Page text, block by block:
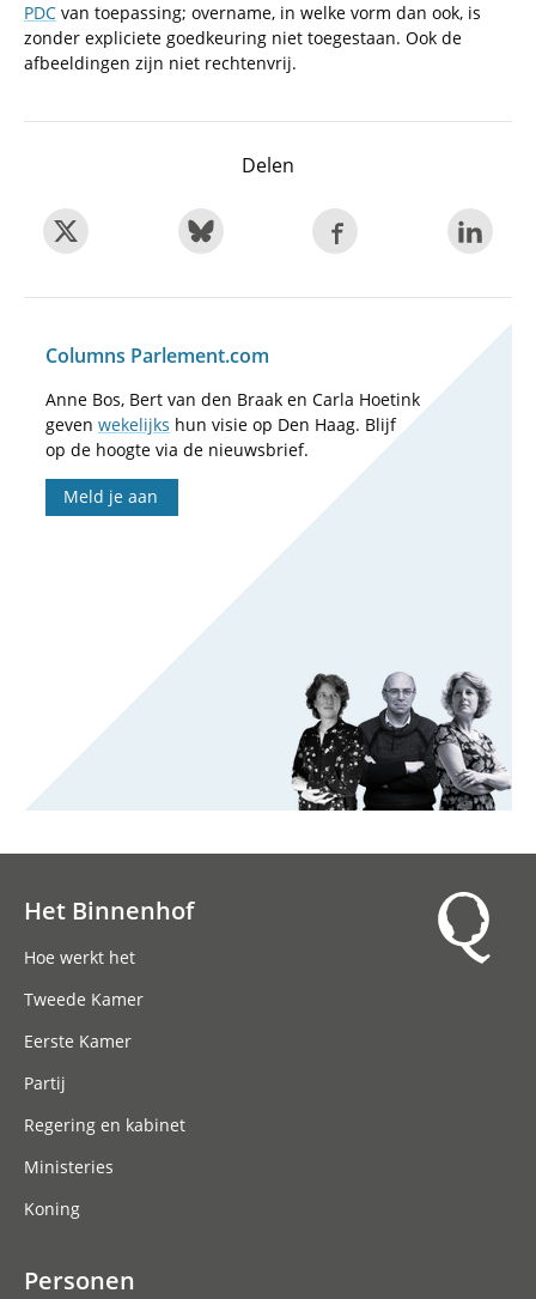
PDC van toepassing; overname, in welke vorm dan ook, is
zonder expliciete goedkeuring niet toegestaan. Ook de
afbeeldingen zijn niet rechtenvrij.
Delen
Columns Parlement.com
Anne Bos, Bert van den Braak en Carla Hoetink
geven wekelijks hun visie op Den Haag. Blijf
op de hoogte via de nieuwsbrief.
Meld je aan
Het Binnenhof
Hoe werkt het
Tweede Kamer
Eerste Kamer
Partij
Regering en kabinet
Ministeries
Koning
Personen